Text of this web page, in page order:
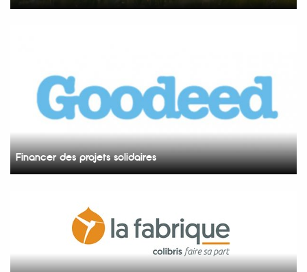
Financer des projets solidaires